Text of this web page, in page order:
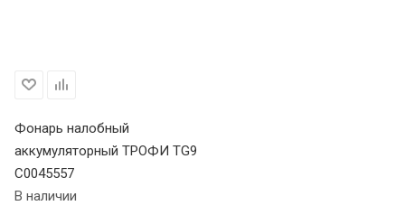
Фонарь налобный
аккумуляторный ТРОФИ TG9
C0045557
В наличии